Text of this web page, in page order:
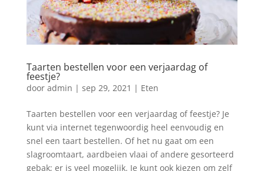
Taarten bestellen voor een verjaardag of
feestje?
door admin | sep 29, 2021 | Eten
Taarten bestellen voor een verjaardag of feestje? Je
kunt via internet tegenwoordig heel eenvoudig en
snel een taart bestellen. Of het nu gaat om een
slagroomtaart, aardbeien vlaai of andere gesorteerd
gebak; er is veel mogelijk. Je kunt ook kiezen om zelf